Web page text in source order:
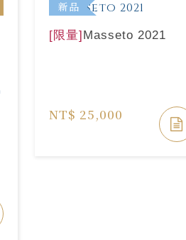
新品
[限量]Masseto 2021
NT$ 25,000